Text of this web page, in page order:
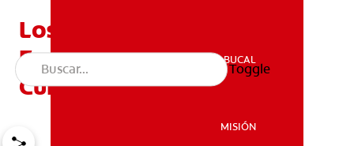
SALUD BUCAL
SALUD BUCAL
MISIÓN
Toggle
Los Odontoblastos:
Funciones, Anomalías Y
Cuidados